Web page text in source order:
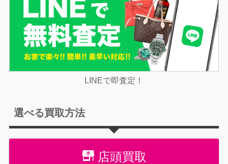
LINEで即査定！
選べる買取方法
店頭買取